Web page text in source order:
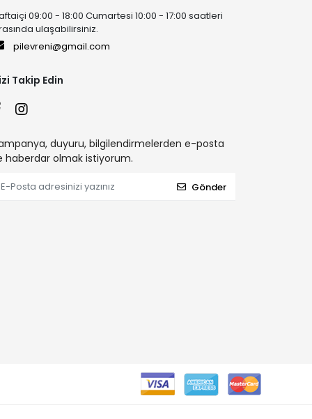
09:00 - 18:00 Cumartesi 10:00 - 17:00 saatleri
ulaşabilirsiniz.
pilevreni@gmail.com
Takip Edin
duyuru, bilgilendirmelerden e-posta
haberdar olmak istiyorum.
Gönder